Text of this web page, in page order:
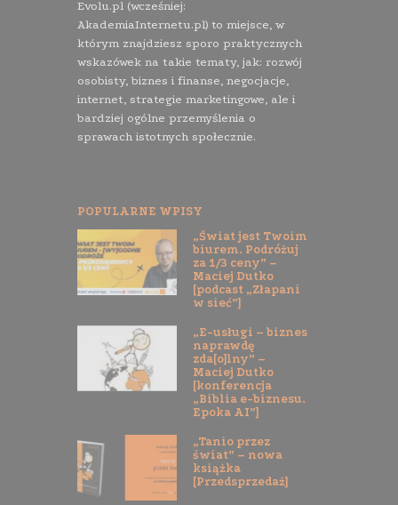
Evolu.pl (wcześniej:
AkademiaInternetu.pl) to miejsce, w
którym znajdziesz sporo praktycznych
wskazówek na takie tematy, jak: rozwój
osobisty, biznes i finanse, negocjacje,
internet, strategie marketingowe, ale i
bardziej ogólne przemyślenia o
sprawach istotnych społecznie.
POPULARNE WPISY
„Świat jest Twoim
biurem. Podróżuj
za 1/3 ceny” –
Maciej Dutko
[podcast „Złapani
w sieć”]
„E-usługi – biznes
naprawdę
zda[o]lny” –
Maciej Dutko
[konferencja
„Biblia e-biznesu.
Epoka AI”]
„Tanio przez
świat” – nowa
książka
[Przedsprzedaż]